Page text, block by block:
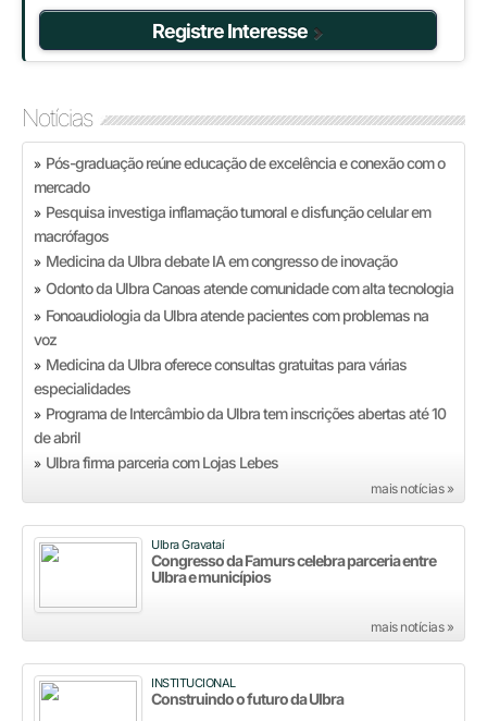
Registre Interesse
Notícias
» Pós-graduação reúne educação de excelência e conexão com o
mercado
» Pesquisa investiga inflamação tumoral e disfunção celular em
macrófagos
» Medicina da Ulbra debate IA em congresso de inovação
» Odonto da Ulbra Canoas atende comunidade com alta tecnologia
» Fonoaudiologia da Ulbra atende pacientes com problemas na
voz
» Medicina da Ulbra oferece consultas gratuitas para várias
especialidades
» Programa de Intercâmbio da Ulbra tem inscrições abertas até 10
de abril
» Ulbra firma parceria com Lojas Lebes
mais notícias »
Ulbra Gravataí
Congresso da Famurs celebra parceria entre
Ulbra e municípios
mais notícias »
INSTITUCIONAL
Construindo o futuro da Ulbra